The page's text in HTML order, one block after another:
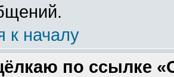
к началу
по ссылке